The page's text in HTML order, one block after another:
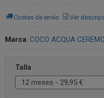
Costes de envío Ver
Marca: COCO ACQUA
Talla